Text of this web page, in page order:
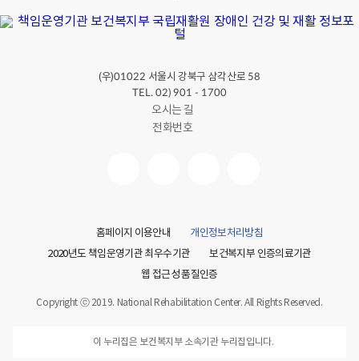
(우)01022 서울시 강북구 삼각산로 58
TEL. 02) 901 - 1700
오시는 길
전화번호
홈페이지 이용안내
개인정보처리방침
2020년도 책임운영기관 최우수기관
보건복지부 인증의료기관
웹 접근성 품질인증
Copyright ⓒ 2019. National Rehabilitation Center. All Rights Reserved.
이 누리집은 보건복지부 소속기관 누리집입니다.